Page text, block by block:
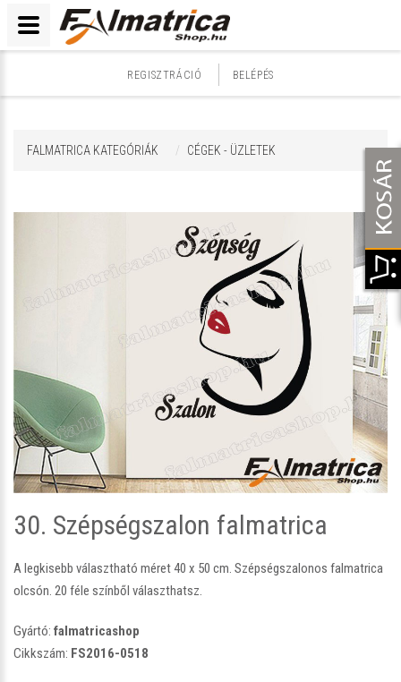
REGISZTRÁCIÓ BELÉPÉS
FALMATRICA KATEGÓRIÁK CÉGEK - ÜZLETEK
30. Szépségszalon falmatrica
A legkisebb választható méret 40 x 50 cm. Szépségszalonos falmatrica
olcsón. 20 féle színből választhatsz.
Gyártó: falmatricashop
Cikkszám: FS2016-0518